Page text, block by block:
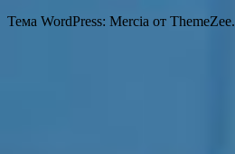
Тема WordPress: Mercia от ThemeZee.